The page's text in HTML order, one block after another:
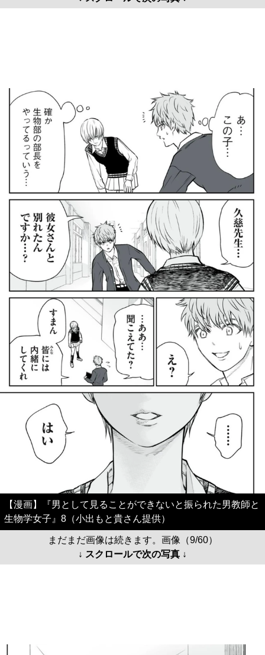
【漫画】『男として見ることができないと振られた男教師と
生物学女子』8（小出もと貴さん提供）
まだまだ画像は続きます。画像（9/60）
↓ スクロールで次の写真 ↓